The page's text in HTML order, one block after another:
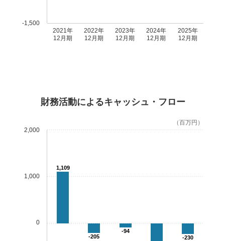
2021年
12月期
2022年
12月期
2023年
12月期
2024年
12月期
2025年
12月期
-1,500
財務活動によるキャッシュ・フロー
0
1,000
2,000
（百万円）
1,109
-205
-94
-230